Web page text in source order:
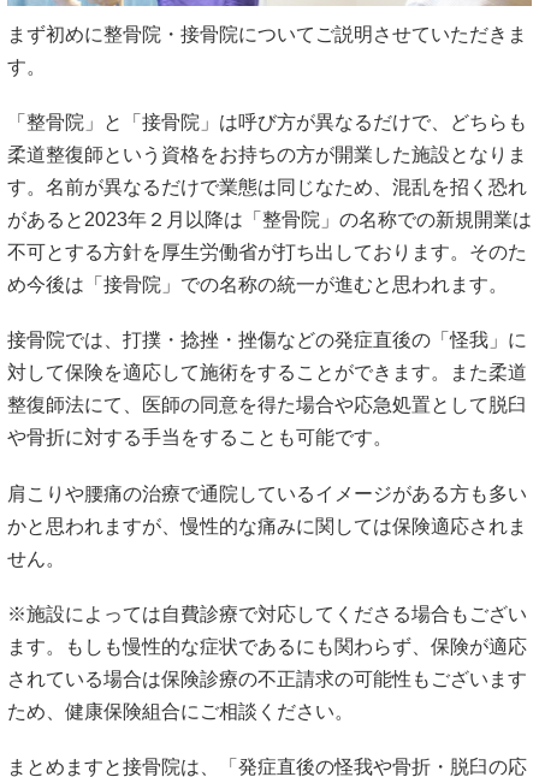
まず初めに整骨院・接骨院についてご説明させていただきま
す。
「整骨院」と「接骨院」は呼び方が異なるだけで、どちらも
柔道整復師という資格をお持ちの方が開業した施設となりま
す。名前が異なるだけで業態は同じなため、混乱を招く恐れ
があると2023年２月以降は「整骨院」の名称での新規開業は
不可とする方針を厚生労働省が打ち出しております。そのた
め今後は「接骨院」での名称の統一が進むと思われます。
接骨院では、打撲・捻挫・挫傷などの発症直後の「怪我」に
対して保険を適応して施術をすることができます。また柔道
整復師法にて、医師の同意を得た場合や応急処置として脱臼
や骨折に対する手当をすることも可能です。
肩こりや腰痛の治療で通院しているイメージがある方も多い
かと思われますが、慢性的な痛みに関しては保険適応されま
せん。
※施設によっては自費診療で対応してくださる場合もござい
ます。もしも慢性的な症状であるにも関わらず、保険が適応
されている場合は保険診療の不正請求の可能性もございます
ため、健康保険組合にご相談ください。
まとめますと接骨院は、「発症直後の怪我や骨折・脱臼の応